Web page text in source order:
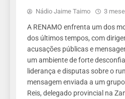
Nádio Jaime Taimo 3
A RENAMO enfrenta um dos
dos últimos tempos, com
acusações públicas e
um ambiente de forte
liderança e disputas sobre o
mensagem enviada a um
Reis, delegado provincial na